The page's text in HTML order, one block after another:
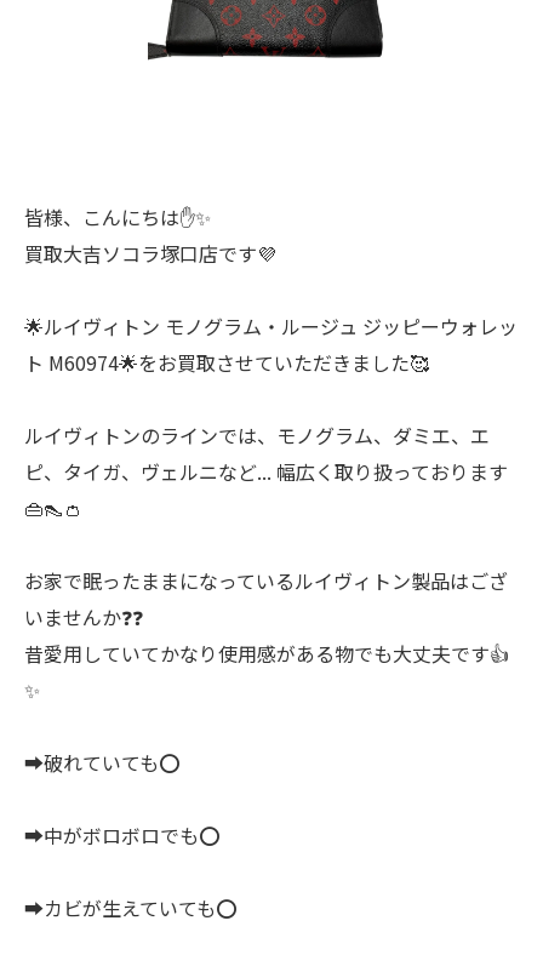
皆様、こんにちは✋✨
買取大吉ソコラ塚口店です💜
🌟ルイヴィトン モノグラム・ルージュ ジッピーウォレッ
ト M60974🌟をお買取させていただきました🥰
ルイヴィトンのラインでは、モノグラム、ダミエ、エ
ピ、タイガ、ヴェルニなど... 幅広く取り扱っております
👜👠👛
お家で眠ったままになっているルイヴィトン製品はござ
いませんか❓❓
昔愛用していてかなり使用感がある物でも大丈夫です👍
✨
➡破れていても⭕️
➡中がボロボロでも⭕️
➡カビが生えていても⭕️